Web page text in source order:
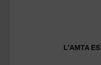
L’AMTA